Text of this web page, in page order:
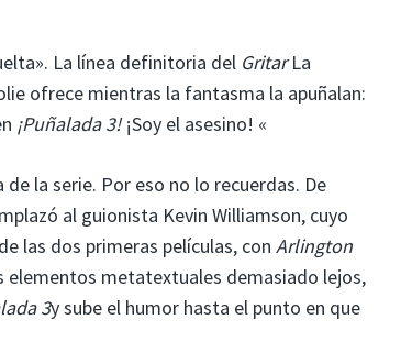
La línea definitoria del GritarLa
ofrece mientras la fantasma la apuñalan:
¡Puñalada 3!¡Soy el asesino! «
la serie. Por eso no lo recuerdas. De
al guionista Kevin Williamson, cuyo
las dos primeras películas, con Arlington
elementos metatextuales demasiado lejos,
3y sube el humor hasta el punto en que